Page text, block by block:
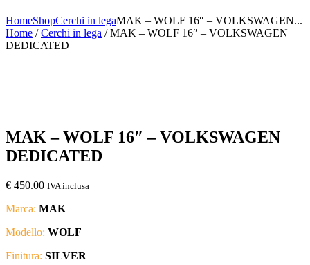
HomeShopCerchi in legaMAK – WOLF 16″ – VOLKSWAGEN...
Home /Cerchi in lega / MAK – WOLF 16″ – VOLKSWAGEN
DEDICATED
MAK – WOLF 16″ – VOLKSWAGEN
DEDICATED
€ 450.00 IVA inclusa
Marca: MAK
Modello: WOLF
Finitura: SILVER